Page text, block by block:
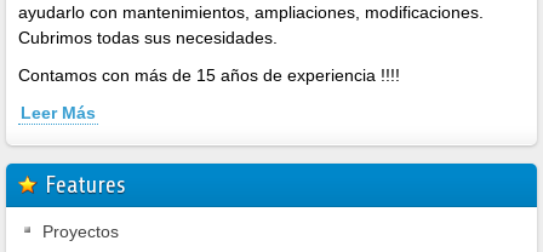
ayudarlo con mantenimientos, ampliaciones, modificaciones.
Cubrimos todas sus necesidades.
Contamos con más de 15 años de experiencia !!!!
Leer Más
Features
Proyectos